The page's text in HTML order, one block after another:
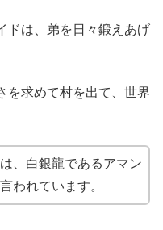
ドは、弟を日々鍛えあげ
を求めて村を出て、世界
、白銀龍であるアマン
われています。